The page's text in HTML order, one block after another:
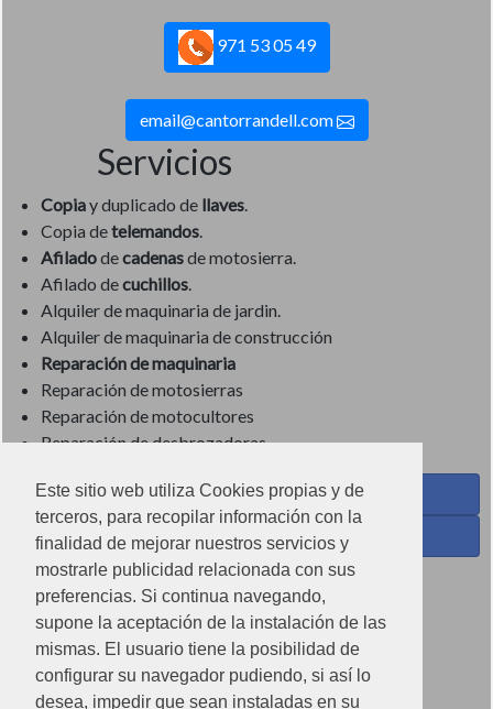
Este sitio web utiliza Cookies propias y de
terceros, para recopilar información con la
finalidad de mejorar nuestros servicios y
mostrarle publicidad relacionada con sus
preferencias. Si continua navegando,
supone la aceptación de la instalación de las
mismas. El usuario tiene la posibilidad de
configurar su navegador pudiendo, si así lo
desea, impedir que sean instaladas en su
971 53 05 49
email@cantorrandell.com
Servicios
Copiay duplicado de llaves.
Copia detelemandos.
Afiladodecadenasde motosierra.
Afilado decuchillos.
Alquiler de maquinaria de jardin.
Alquiler de maquinaria de construcción
Reparación de maquinaria
Reparación de motosierras
Reparación de motocultores
Reparación de desbrozadoras
Coses de Cuina - Menaje y hogar en Facebook
Ferreteria Torrandell en Facebook
Coses de Cuina en Instagram
Condiciones de uso
Poítica de redes sociales
Política de cookies